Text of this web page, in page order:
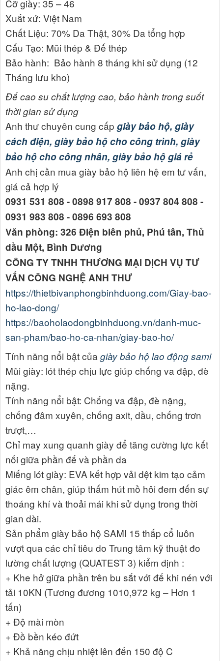
Cỡ giày: 35 – 46
Xuất xứ: Việt Nam
Chất Liệu: 70% Da Thật, 30% Da tổng hợp
Cấu Tạo: Mũi thép & Đế thép
Bảo hành: Bảo hành 8 tháng khi sử dụng (12
Tháng lưu kho)
Đế cao su chất lượng cao, bảo hành trong suốt
thời gian sử dụng
Anh thư chuyên cung cấp giày bảo hộ, giày
cách điện, giày bảo hộ cho công trình, giày
bảo hộ cho công nhân, giày bảo hộ giá rẻ
Anh chị cần mua giày bảo hộ liên hệ em tư vấn,
giá cả hợp lý
0931 531 808 - 0898 917 808 - 0937 804 808 -
0931 983 808 - 0896 693 808
Văn phòng: 326 Điện biên phủ, Phú tân, Thủ
dầu Một, Bình Dương
CÔNG TY TNHH THƯƠNG MẠI DỊCH VỤ TƯ
VẤN CÔNG NGHỆ ANH THƯ
https://thietbivanphongbinhduong.com/Giay-bao-
ho-lao-dong/
https://baoholaodongbinhduong.vn/danh-muc-
san-pham/bao-ho-ca-nhan/giay-bao-ho/
Tính năng nổi bật của giày bảo hộ lao động sami
Mũi giày: lót thép chịu lực giúp chống va đập, đè
nặng.
Tính năng nổi bật: Chống va đập, đè nặng,
chống đâm xuyên, chống axit, dầu, chống trơn
trượt,…
Chỉ may xung quanh giày để tăng cường lực kết
nối giữa phần đế và phần da
Miếng lót giày: EVA kết hợp vải dệt kim tạo cảm
giác êm chân, giúp thấm hút mồ hôi đem đến sự
thoáng khí và thoải mái khi sử dụng trong thời
gian dài.
Sản phẩm giày bảo hộ SAMI 15 thấp cổ luôn
vượt qua các chỉ tiêu do Trung tâm kỹ thuật đo
lường chất lượng (QUATEST 3) kiểm định :
+ Khe hở giữa phần trên bu sắt với đế khi nén với
tải 10KN (Tương đương 1010,972 kg – Hơn 1
tấn)
+ Độ mài mòn
+ Đồ bền kéo đứt
+ Khả năng chịu nhiệt lên đến 150 độ C